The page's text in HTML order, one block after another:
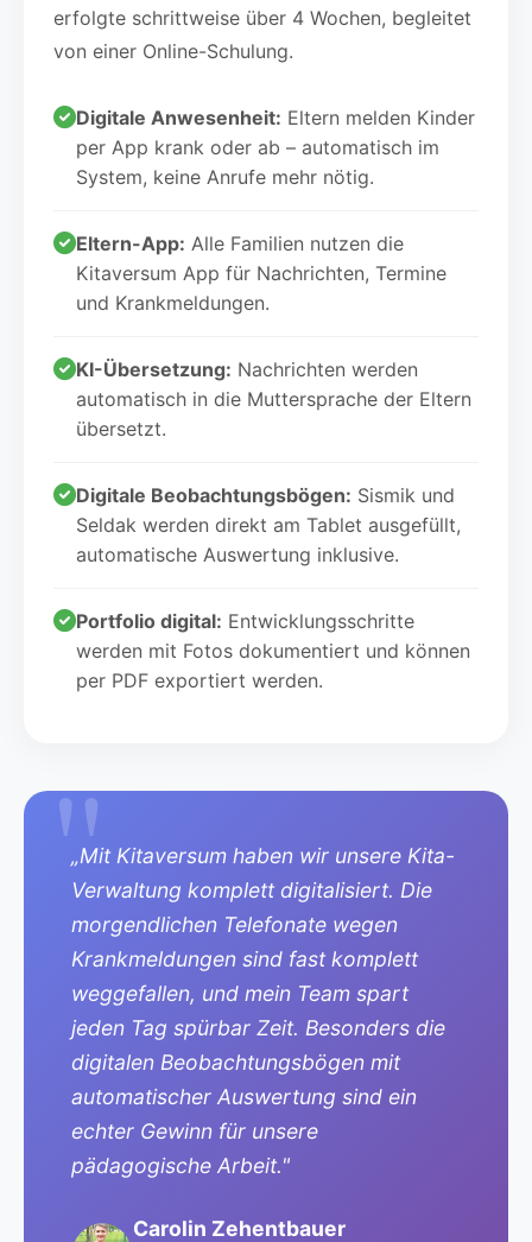
erfolgte schrittweise über 4 Wochen, begleitet
von einer Online-Schulung.
Digitale Anwesenheit: Eltern melden Kinder
per App krank oder ab – automatisch im
System, keine Anrufe mehr nötig.
Eltern-App: Alle Familien nutzen die
Kitaversum App für Nachrichten, Termine
und Krankmeldungen.
KI-Übersetzung: Nachrichten werden
automatisch in die Muttersprache der Eltern
übersetzt.
Digitale Beobachtungsbögen: Sismik und
Seldak werden direkt am Tablet ausgefüllt,
automatische Auswertung inklusive.
Portfolio digital: Entwicklungsschritte
werden mit Fotos dokumentiert und können
per PDF exportiert werden.
„Mit Kitaversum haben wir unsere Kita-
Verwaltung komplett digitalisiert. Die
morgendlichen Telefonate wegen
Krankmeldungen sind fast komplett
weggefallen, und mein Team spart
jeden Tag spürbar Zeit. Besonders die
digitalen Beobachtungsbögen mit
automatischer Auswertung sind ein
echter Gewinn für unsere
pädagogische Arbeit."
Carolin Zehentbauer